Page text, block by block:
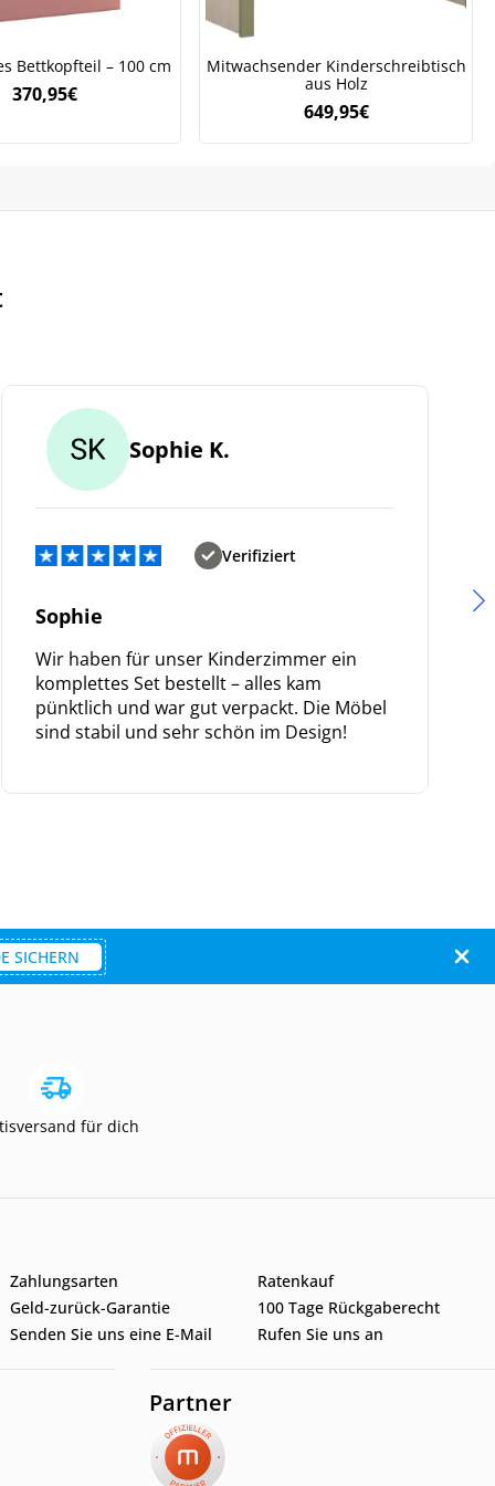
Bettkopfteil – 100 cm
370,95€
Mitwachsender Kinderschreibtisch
aus Holz
649,95€
Sophie K.
Verifiziert
Sophie
Wir haben für unser Kinderzimmer ein
komplettes Set bestellt – alles kam
pünktlich und war gut verpackt. Die Möbel
sind stabil und sehr schön im Design!
SICHERN
für dich
Zahlungsarten
Ratenkauf
Geld-zurück-Garantie
100 Tage Rückgaberecht
Senden Sie uns eine E-Mail
Rufen Sie uns an
Partner